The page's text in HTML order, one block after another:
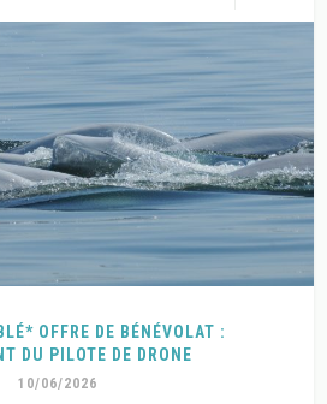
OFFRE DE BÉNÉVOLAT :
DU PILOTE DE DRONE
10/06/2026